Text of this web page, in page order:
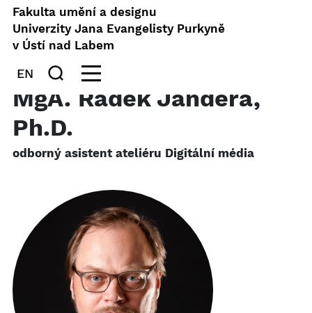
Fakulta umění a designu
Univerzity Jana Evangelisty Purkyně
v Ústí nad Labem
EN
MgA. Radek Jandera,
Ph.D.
odborný asistent ateliéru Digitální média